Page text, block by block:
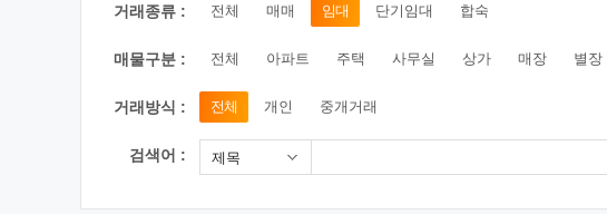
거래종류 : 전체 매매 임대 단기임대 합숙
매물구분 : 전체 아파트 주택 사무실 상가 매장 별장
거래방식 : 전체 개인 중개거래
검색어 : 제목